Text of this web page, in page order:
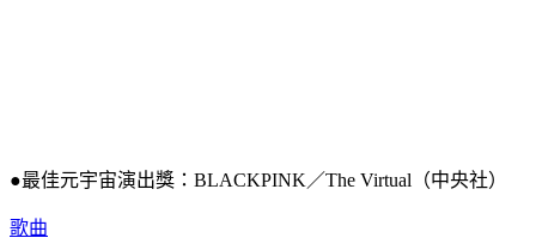
●最佳元宇宙演出獎：BLACKPINK／The Virtual（中央社）
歌曲